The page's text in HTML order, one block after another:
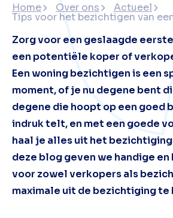
Home Over ons Actueel
Tips voor het bezichtigen van
Zorg voor een geslaagde
een potentiële koper of
Een woning bezichtigen is een
moment, of je nu degene bent
degene die hoopt op een goed
indruk telt, en met een goede
haal je alles uit het
deze blog geven we handige
voor zowel verkopers als
maximale uit de bezichtiging te